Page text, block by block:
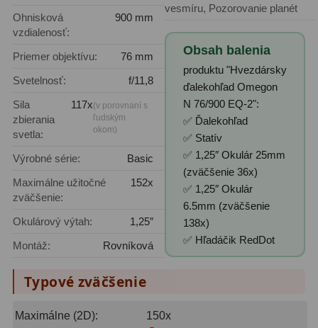
Planetárne kamery 19
Guiding kamery
T-krúžky 16
Adaptéry projekční11
Adaptéry T2
Adaptéry M48
Filtry L-RGB7
Filtry Block 10
Filtry Clip5
Ohnisková
vzdialenosť:
900 mm
Priemer objektívu:
76 mm
Svetelnosť:
f/11,8
Sila
zbierania
svetla:
117x(v porovnaní s
ľudským
okom)
Výrobné série:
Basic
Maximálne užitočné
zväčšenie:
152x
Okulárový výtah:
1,25″
Montáž:
Rovníková
vesmíru, Pozorovanie planét
Obsah balenia
produktu "Hvezdársky
ďalekohľad Omegon
N 76/900 EQ-2":
✅ Ďalekohľad
✅ Statív
✅ 1,25″ Okulár 25mm
(zväčšenie 36x)
✅ 1,25″ Okulár
6.5mm (zväčšenie
138x)
✅ Hľadáčik RedDot
Typové zväčšenie
Maximálne (2D):
150x